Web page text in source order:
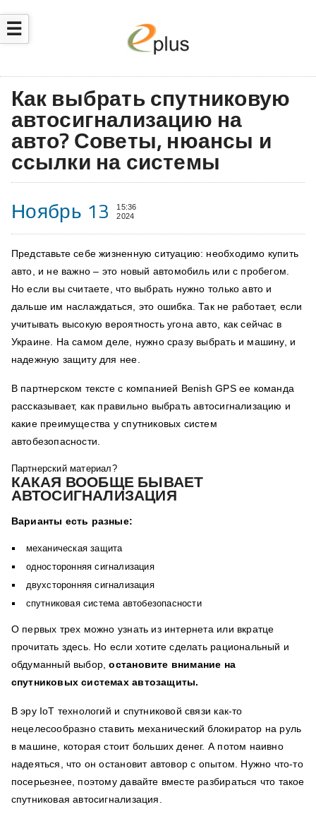
☰
Как выбрать спутниковую
автосигнализацию на
авто? Советы, нюансы и
ссылки на системы
Ноябрь 13
15:36
2024
Представьте себе жизненную ситуацию: необходимо купить
авто, и не важно – это новый автомобиль или с пробегом.
Но если вы считаете, что выбрать нужно только авто и
дальше им наслаждаться, это ошибка. Так не работает, если
учитывать высокую вероятность угона авто, как сейчас в
Украине. На самом деле, нужно сразу выбрать и машину, и
надежную защиту для нее.
В партнерском тексте с компанией Benish GPSее команда
рассказывает, как правильно выбрать автосигнализацию и
какие преимущества у спутниковых систем
автобезопасности.
Партнерский материал?
КАКАЯ ВООБЩЕ БЫВАЕТ
АВТОСИГНАЛИЗАЦИЯ
Варианты есть разные:
механическая защита
односторонняя сигнализация
двухсторонняя сигнализация
спутниковая система автобезопасности
О первых трех можно узнать из интернета или вкратце
прочитать здесь. Но если хотите сделать рациональный и
обдуманный выбор,остановите внимание на
спутниковых системах автозащиты.
В эру IoT технологий и спутниковой связи как-то
нецелесообразно ставить механический блокиратор на руль
в машине, которая стоит больших денег. А потом наивно
надеяться, что он остановит автовор с опытом. Нужно что-то
посерьезнее, поэтому давайте вместе разбираться что такое
спутниковая автосигнализация.